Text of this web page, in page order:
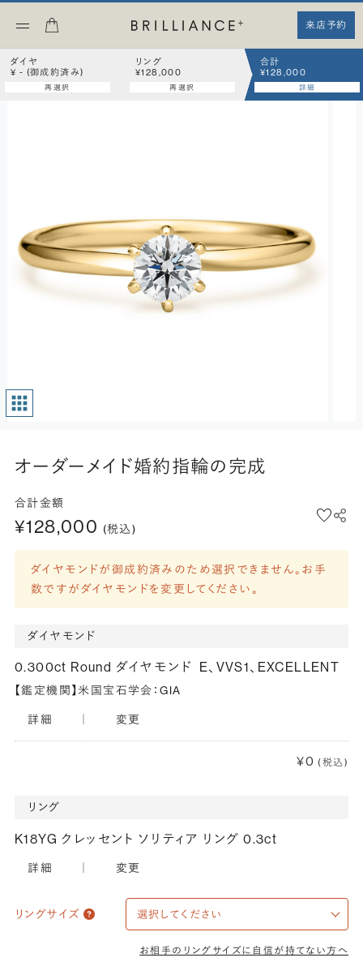
来店予約
ダイヤ
¥ - (御成約済み)
再選択
リング
¥128,000
再選択
合計
¥128,000
詳細
オーダーメイド婚約指輪の完成
合計金額
¥128,000 (税込)
ダイヤモンドが御成約済みのため選択できません。お手
数ですがダイヤモンドを変更してください。
ダイヤモンド
0.300ct Round ダイヤモンド E、VVS1、EXCELLENT
【鑑定機関】米国宝石学会：GIA
詳細 変更
¥0 (税込)
リング
K18YG クレッセント ソリティア リング 0.3ct
詳細 変更
リングサイズ
お相手のリングサイズに自信が持てない方へ